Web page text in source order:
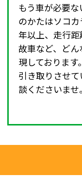
もう車が必要
のかたはソコ
年以上、走行
故車など、ど
現しておりま
引き取りさせ
談くださいませ。